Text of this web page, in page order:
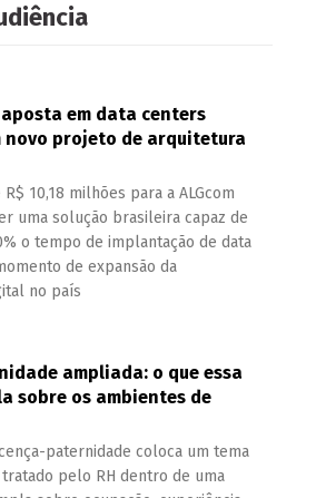
aposta em data centers
novo projeto de arquitetura
10,18 milhões para a ALGcom
uma solução brasileira capaz de
o tempo de implantação de data
de expansão da
no país
ampliada: o que essa
sobre os ambientes de
paternidade coloca um tema
pelo RH dentro de uma